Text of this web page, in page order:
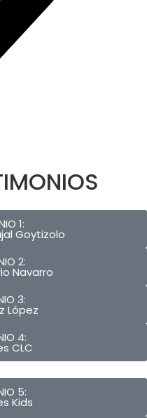
1:
Goytizolo
2:
Navarro
3:
López
4:
CLC
5:
Kids